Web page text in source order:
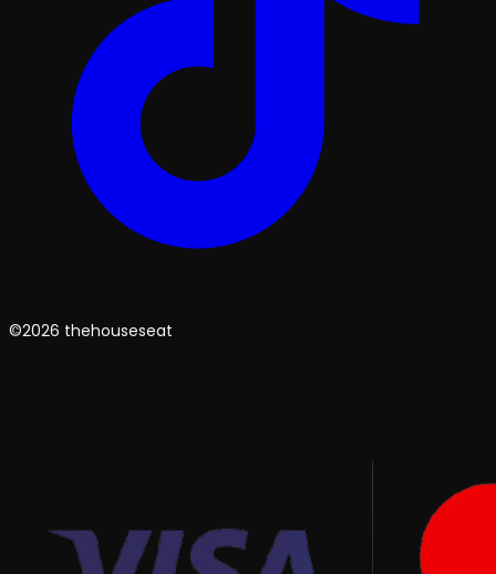
©2026 thehouseseat